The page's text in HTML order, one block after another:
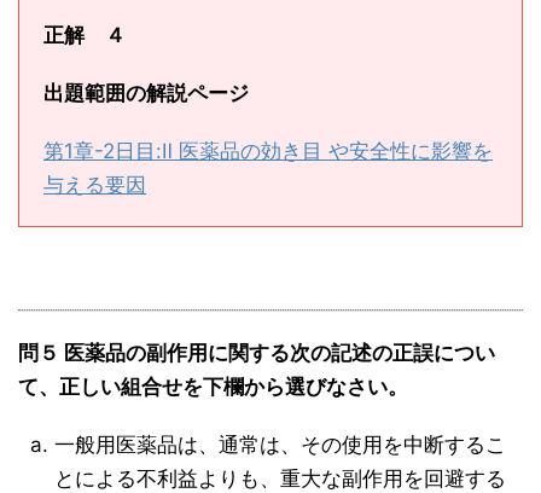
正解 ４
出題範囲の解説ページ
第1章-2日目:Ⅱ 医薬品の効き目 や安全性に影響を
与える要因
問５ 医薬品の副作用に関する次の記述の正誤につい
て、正しい組合せを下欄から選びなさい。
一般用医薬品は、通常は、その使用を中断するこ
とによる不利益よりも、重大な副作用を回避する